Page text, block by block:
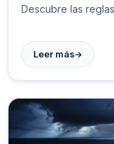
Descubre las
Leer más→